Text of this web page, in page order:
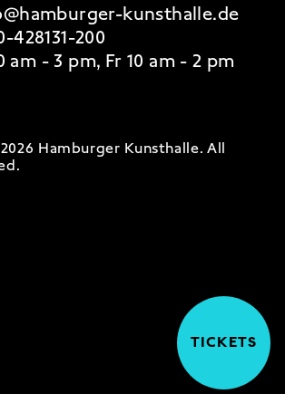
kunsthalle.de
428131-200
am - 3 pm, Fr 10 am - 2 pm
Hamburger Kunsthalle. All
.
TICKETS